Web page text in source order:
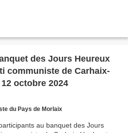
des Jours Heureux
communiste de Carhaix-
octobre 2024
du Pays de Morlaix